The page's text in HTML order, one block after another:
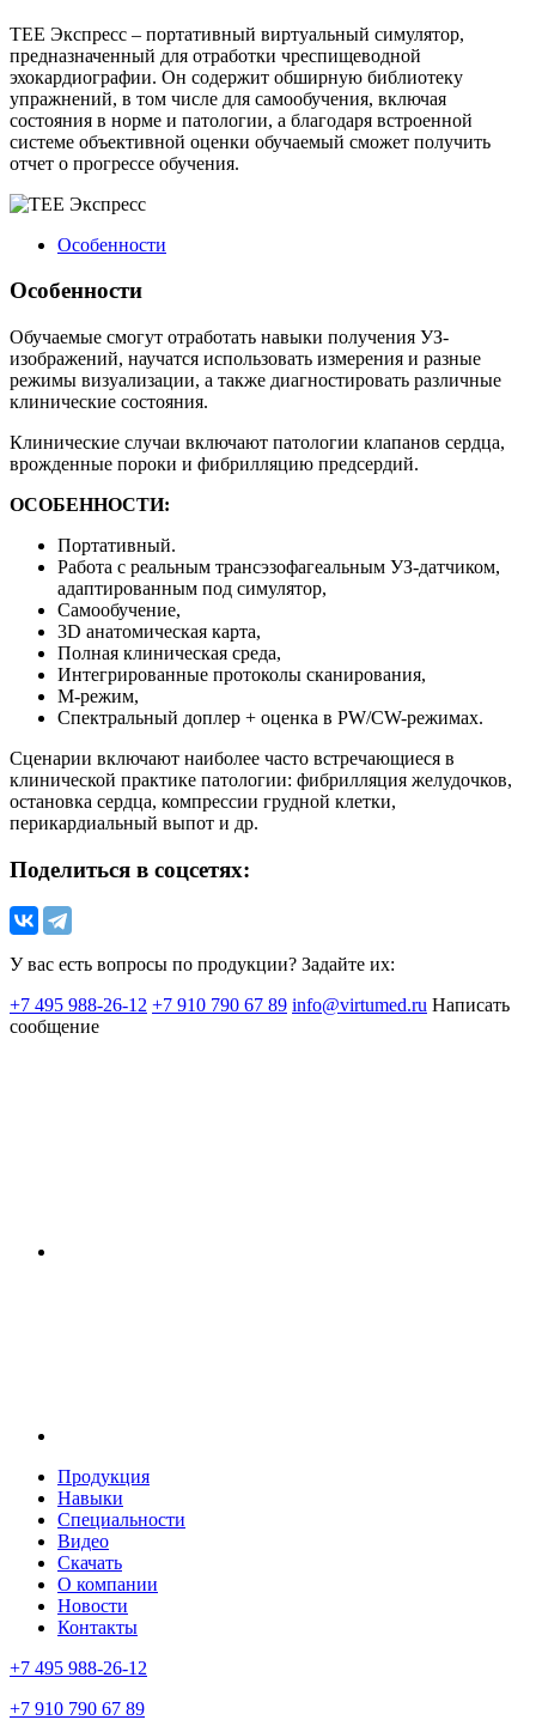
ТЕЕ Экспресс – портативный виртуальный симулятор,
предназначенный для отработки чреспищеводной
эхокардиографии. Он содержит обширную библиотеку
упражнений, в том числе для самообучения, включая
состояния в норме и патологии, а благодаря встроенной
системе объективной оценки обучаемый сможет получить
отчет о прогрессе обучения.
Особенности
Особенности
Обучаемые смогут отработать навыки получения УЗ-
изображений, научатся использовать измерения и разные
режимы визуализации, а также диагностировать различные
клинические состояния.
Клинические случаи включают патологии клапанов сердца,
врожденные пороки и фибрилляцию предсердий.
ОСОБЕННОСТИ:
Портативный.
Работа с реальным трансэзофагеальным УЗ-датчиком,
адаптированным под симулятор,
Самообучение,
3D анатомическая карта,
Полная клиническая среда,
Интегрированные протоколы сканирования,
М-режим,
Спектральный доплер + оценка в PW/CW-режимах.
Сценарии включают наиболее часто встречающиеся в
клинической практике патологии: фибрилляция желудочков,
остановка сердца, компрессии грудной клетки,
перикардиальный выпот и др.
Поделиться в соцсетях:
У вас есть вопросы по продукции? Задайте их:
+7 495 988-26-12 +7 910 790 67 89 info@virtumed.ru Написать
сообщение
Продукция
Навыки
Специальности
Видео
Скачать
О компании
Новости
Контакты
+7 495 988-26-12
+7 910 790 67 89